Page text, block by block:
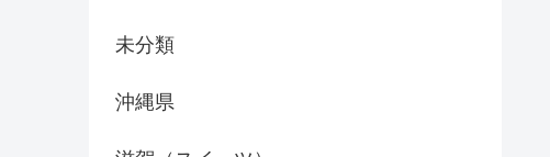
未分類
沖縄県